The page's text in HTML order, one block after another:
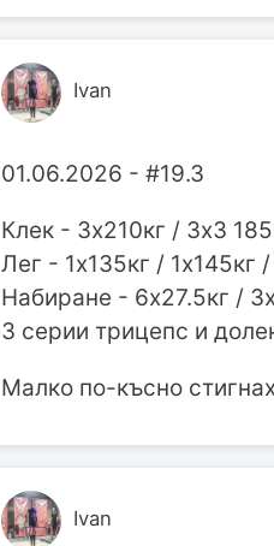
Ivan
01.06.2026 - #19.3
Клек - 3х210кг / 3х3
Лег - 1х135кг / 1х145кг
Набиране - 6х27.5кг /
3 серии трицепс и
Малко по-късно
Ivan